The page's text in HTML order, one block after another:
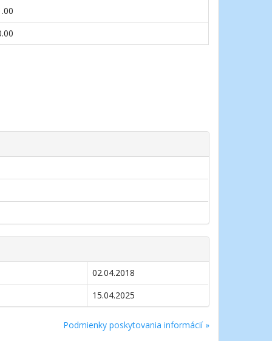
02.04.2018
15.04.2025
Podmienky poskytovania informácií »